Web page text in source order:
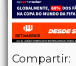
Compartir: